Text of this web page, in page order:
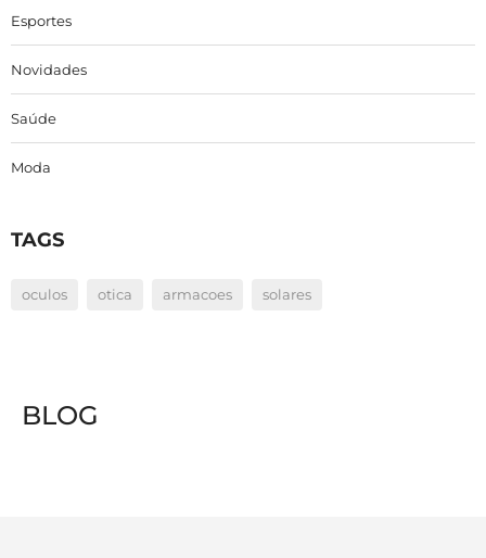
Esportes
Novidades
Saúde
Moda
TAGS
oculos otica armacoes solares
BLOG